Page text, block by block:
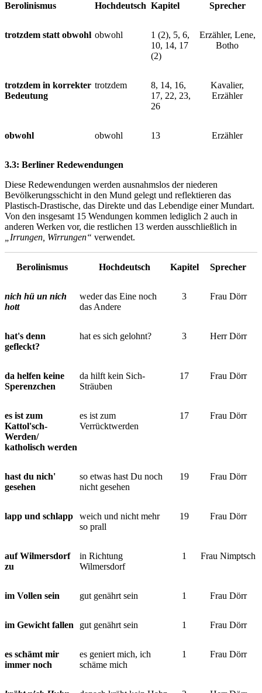
Berolinismus Hochdeutsch Kapitel Sprecher
trotzdem statt obwohl obwohl
1 (2), 5, 6,
10, 14, 17
(2)
Erzähler, Lene,
Botho
trotzdem in korrekter
Bedeutung
trotzdem
8, 14, 16,
17, 22, 23,
26
Kavalier,
Erzähler
obwohl obwohl 13 Erzähler
3.3: Berliner Redewendungen
Diese Redewendungen werden ausnahmslos der niederen
Bevölkerungsschicht in den Mund gelegt und reflektieren das
Plastisch-Drastische, das Direkte und das Lebendige einer Mundart.
Von den insgesamt 15 Wendungen kommen lediglich 2 auch in
anderen Werken vor, die restlichen 13 werden ausschließlich in
„Irrungen, Wirrungen“ verwendet.
Berolinismus Hochdeutsch Kapitel Sprecher
nich hü un nich
hott
weder das Eine noch
das Andere
3 Frau Dörr
hat's denn
gefleckt?
hat es sich gelohnt? 3 Herr Dörr
da helfen keine
Sperenzchen
da hilft kein Sich-
Sträuben
17 Frau Dörr
es ist zum
Kattol'sch-
Werden/
katholisch werden
es ist zum
Verrücktwerden
17 Frau Dörr
hast du nich'
gesehen
so etwas hast Du noch
nicht gesehen
19 Frau Dörr
lapp und schlapp
weich und nicht mehr
so prall
19 Frau Dörr
auf Wilmersdorf
zu
in Richtung
Wilmersdorf
1 Frau Nimptsch
im Vollen sein gut genährt sein 1 Frau Dörr
im Gewicht fallen gut genährt sein 1 Frau Dörr
es schämt mir
immer noch
es geniert mich, ich
schäme mich
1 Frau Dörr